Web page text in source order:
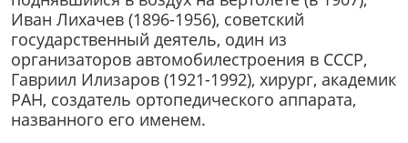
Иван Лихачев (1896-1956), советский
государственный деятель, один из
организаторов автомобилестроения в СССР,
Гавриил Илизаров (1921-1992), хирург, академик
РАН, создатель ортопедического аппарата,
названного его именем.